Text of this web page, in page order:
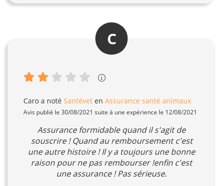
C
Caro a noté Santévet en Assurance santé animaux
Avis publié le 30/08/2021 suite à une expérience le 12/08/2021
Assurance formidable quand il s'agit de
souscrire ! Quand au remboursement c'est
une autre histoire ! Il y a toujours une bonne
raison pour ne pas rembourser !enfin c'est
une assurance ! Pas sérieuse.